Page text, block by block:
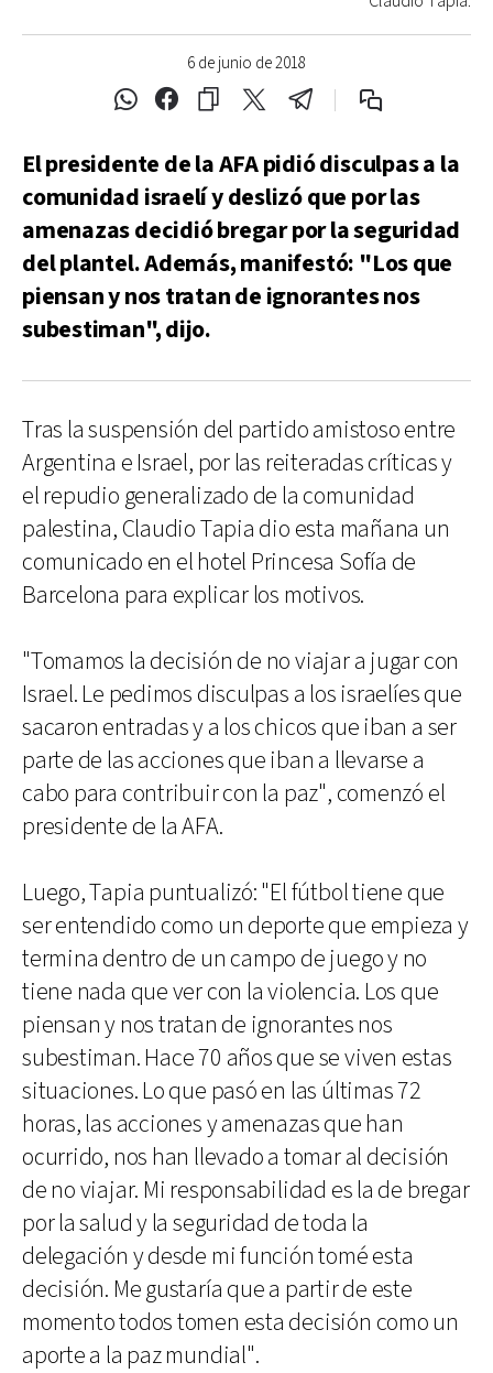
6 de junio de 2018
El presidente de la AFA pidió disculpas a la
comunidad israelí y deslizó que por las
amenazas decidió bregar por la seguridad
del plantel. Además, manifestó: "Los que
piensan y nos tratan de ignorantes nos
subestiman", dijo.
Tras la suspensión del partido amistoso entre
Argentina e Israel, por las reiteradas críticas y
el repudio generalizado de la comunidad
palestina, Claudio Tapia dio esta mañana un
comunicado en el hotel Princesa Sofía de
Barcelona para explicar los motivos.
"Tomamos la decisión de no viajar a jugar con
Israel. Le pedimos disculpas a los israelíes que
sacaron entradas y a los chicos que iban a ser
parte de las acciones que iban a llevarse a
cabo para contribuir con la paz", comenzó el
presidente de la AFA.
Luego, Tapia puntualizó: "El fútbol tiene que
ser entendido como un deporte que empieza y
termina dentro de un campo de juego y no
tiene nada que ver con la violencia. Los que
piensan y nos tratan de ignorantes nos
subestiman. Hace 70 años que se viven estas
situaciones. Lo que pasó en las últimas 72
horas, las acciones y amenazas que han
ocurrido, nos han llevado a tomar al decisión
de no viajar. Mi responsabilidad es la de bregar
por la salud y la seguridad de toda la
delegación y desde mi función tomé esta
decisión. Me gustaría que a partir de este
momento todos tomen esta decisión como un
aporte a la paz mundial".